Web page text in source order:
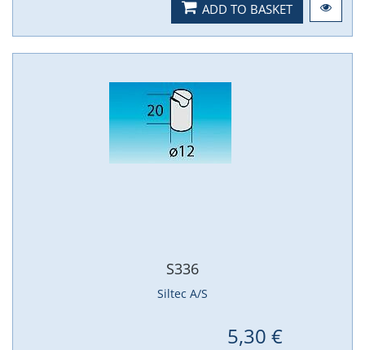
ADD TO BASKET
S336
Siltec A/S
5,30 €